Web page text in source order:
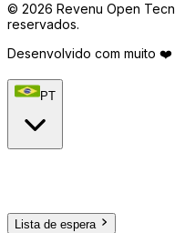
© 2026 Revenu Open
reservados.
Desenvolvido com muito ❤️
PT
Lista de espera